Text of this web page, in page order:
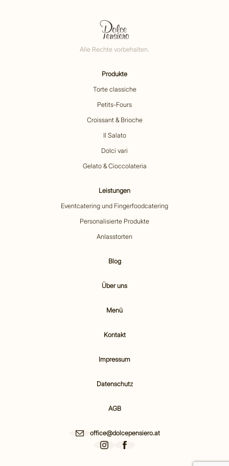
Alle Rechte vorbehalten.
Produkte
Torte classiche
Petits-Fours
Croissant & Brioche
Il Salato
Dolci vari
Gelato & Cioccolateria
Leistungen
Eventcatering und Fingerfoodcatering
Personalisierte Produkte
Anlasstorten
Blog
Über uns
Menü
Kontakt
Impressum
Datenschutz
AGB
office@dolcepensiero.at